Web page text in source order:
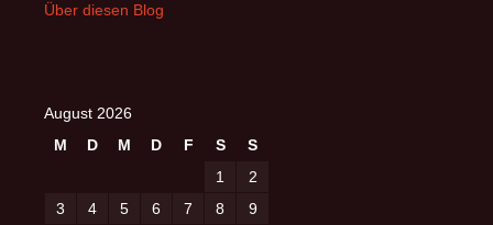
Über diesen Blog
August 2026
M
D M D F S
S
1
2
3
4 5 6 7 8 9